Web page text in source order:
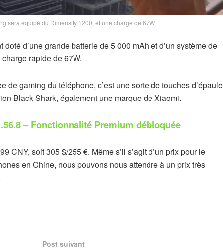
sera équipé du Dimensity 1200, et une charge de 67W
d’une grande batterie de 5 000 mAh et d’un système de
charge rapide de 67W.
de gaming du téléphone, c’est une sorte de touches d’épaule
Black Shark, également une marque de Xiaomi.
– Fonctionnalité Premium débloquée
CNY, soit 305 $/255 €. Même s’il s’agit d’un prix pour le
en Chine, nous pouvons nous attendre à un prix très
Post suivant